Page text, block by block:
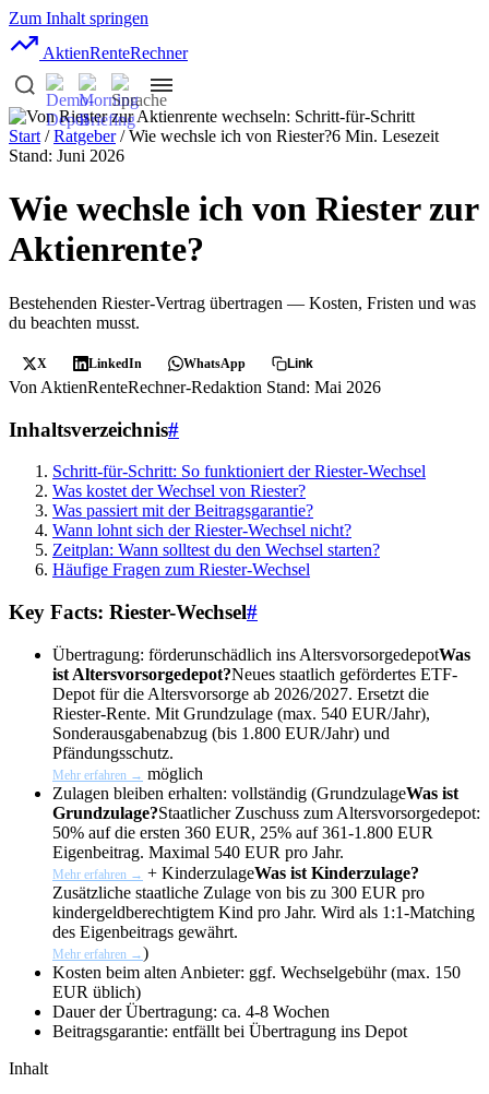
Zum Inhalt springen
AktienRenteRechner
Start /Ratgeber/ Wie wechsle ich von Riester?6 Min. Lesezeit
Stand: Juni 2026
Wie wechsle ich von Riester zur
Aktienrente?
Bestehenden Riester-Vertrag übertragen — Kosten, Fristen und was
du beachten musst.
X LinkedIn WhatsApp Link
Von AktienRenteRechner-Redaktion Stand: Mai 2026
Inhaltsverzeichnis#
Schritt-für-Schritt: So funktioniert der Riester-Wechsel
Was kostet der Wechsel von Riester?
Was passiert mit der Beitragsgarantie?
Wann lohnt sich der Riester-Wechsel nicht?
Zeitplan: Wann solltest du den Wechsel starten?
Häufige Fragen zum Riester-Wechsel
Key Facts: Riester-Wechsel#
Übertragung: förderunschädlich ins AltersvorsorgedepotWas
ist Altersvorsorgedepot?Neues staatlich gefördertes ETF-
Depot für die Altersvorsorge ab 2026/2027. Ersetzt die
Riester-Rente. Mit Grundzulage (max. 540 EUR/Jahr),
Sonderausgabenabzug (bis 1.800 EUR/Jahr) und
Pfändungsschutz.
Mehr erfahren → möglich
Zulagen bleiben erhalten: vollständig (GrundzulageWas ist
Grundzulage?Staatlicher Zuschuss zum Altersvorsorgedepot:
50% auf die ersten 360 EUR, 25% auf 361-1.800 EUR
Eigenbeitrag. Maximal 540 EUR pro Jahr.
Mehr erfahren → + KinderzulageWas ist Kinderzulage?
Zusätzliche staatliche Zulage von bis zu 300 EUR pro
kindergeldberechtigtem Kind pro Jahr. Wird als 1:1-Matching
des Eigenbeitrags gewährt.
Mehr erfahren →)
Kosten beim alten Anbieter: ggf. Wechselgebühr (max. 150
EUR üblich)
Dauer der Übertragung: ca. 4-8 Wochen
Beitragsgarantie: entfällt bei Übertragung ins Depot
Inhalt